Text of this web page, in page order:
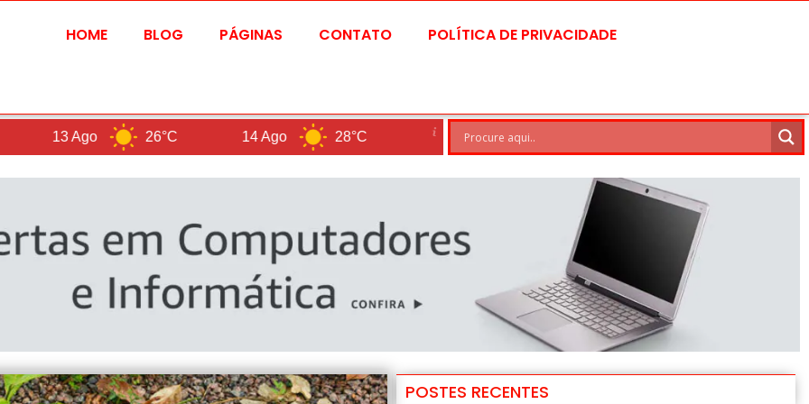
HOME BLOG PÁGINAS CONTATO POLÍTICA DE PRIVACIDADE
26°C 14 Ago 28°C Brasilia
POSTES RECENTES